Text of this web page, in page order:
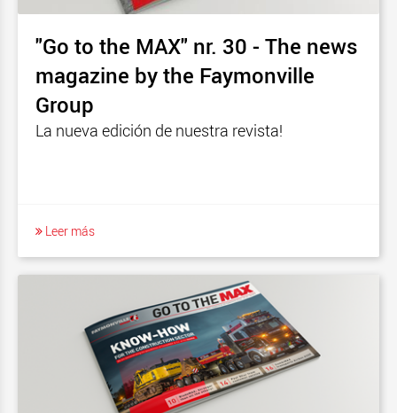
"Go to the MAX" nr. 30 - The news
magazine by the Faymonville
Group
La nueva edición de nuestra revista!
Leer más